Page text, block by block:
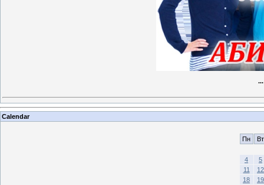
Calendar
Пн Вт
4
5
11
12
18
19